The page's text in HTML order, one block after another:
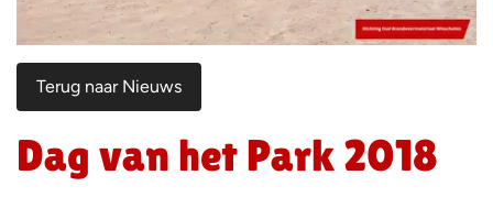
Terug naar Nieuws
Dag van het Park 2018